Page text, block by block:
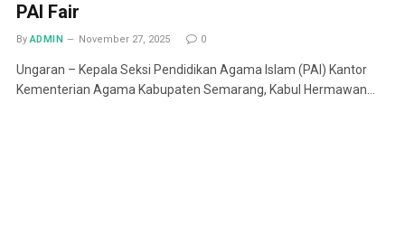
PAI Fair
By ADMIN November 27, 2025 0
Ungaran – Kepala Seksi Pendidikan Agama Islam (PAI) Kantor
Kementerian Agama Kabupaten Semarang, Kabul Hermawan…